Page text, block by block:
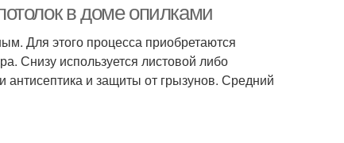
в доме опилками
Для этого процесса приобретаются
Снизу используется листовой либо
и защиты от грызунов. Средний